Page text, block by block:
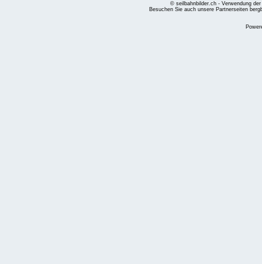
© seilbahnbilder.ch - Verwendung
Besuchen Sie auch unsere Partnerseiten